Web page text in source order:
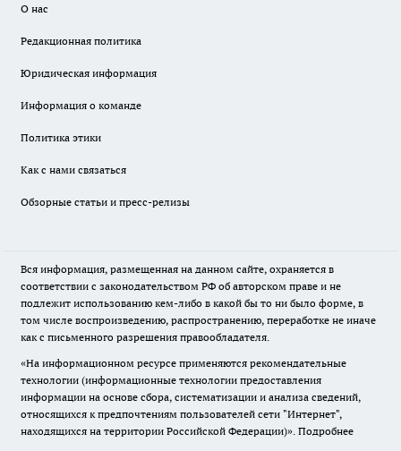
О нас
Редакционная политика
Юридическая информация
Информация о команде
Политика этики
Как с нами связаться
Обзорные статьи и пресс-релизы
Вся информация, размещенная на данном сайте, охраняется в
соответствии с законодательством РФ об авторском праве и не
подлежит использованию кем-либо в какой бы то ни было форме, в
том числе воспроизведению, распространению, переработке не иначе
как с письменного разрешения правообладателя.
«На информационном ресурсе применяются рекомендательные
технологии (информационные технологии предоставления
информации на основе сбора, систематизации и анализа сведений,
относящихся к предпочтениям пользователей сети "Интернет",
находящихся на территории Российской Федерации)». Подробнее